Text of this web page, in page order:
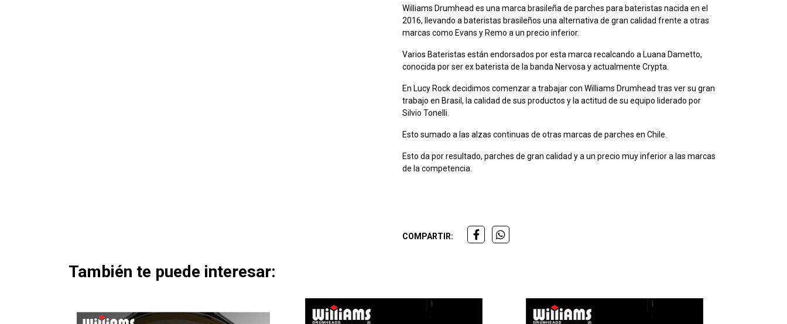
Williams Drumhead es una marca brasileña de parches para bateristas nacida en el
2016, llevando a bateristas brasileños una alternativa de gran calidad frente a otras
marcas como Evans y Remo a un precio inferior.
Varios Bateristas están endorsados por esta marca recalcando a Luana Dametto,
conocida por ser ex baterista de la banda Nervosa y actualmente Crypta.
En Lucy Rock decidimos comenzar a trabajar con Williams Drumhead tras ver su gran
trabajo en Brasil, la calidad de sus productos y la actitud de su equipo liderado por
Silvio Tonelli.
Esto sumado a las alzas continuas de otras marcas de parches en Chile.
Esto da por resultado, parches de gran calidad y a un precio muy inferior a las marcas
de la competencia.
COMPARTIR:
También te puede interesar: